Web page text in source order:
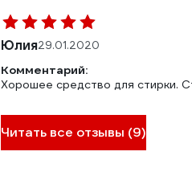
Юлия29.01.2020
Комментарий:
Хорошее средство для стирки.
Читать все отзывы (9)